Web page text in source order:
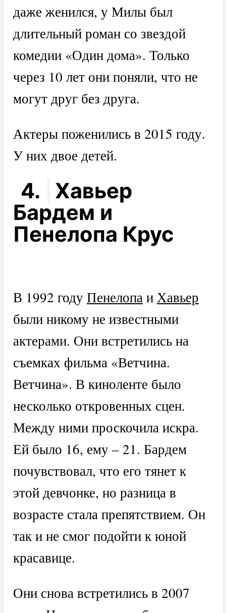
даже женился, у Милы был
длительный роман со звездой
комедии «Один дома». Только
через 10 лет они поняли, что не
могут друг без друга.
Актеры поженились в 2015 году.
У них двое детей.
4.
Хавьер
Бардем и
Пенелопа Крус
В 1992 годуПенелопаиХавьер
были никому не известными
актерами. Они встретились на
съемках фильма «Ветчина.
Ветчина». В киноленте было
несколько откровенных сцен.
Между ними проскочила искра.
Ей было 16, ему – 21. Бардем
почувствовал, что его тянет к
этой девчонке, но разница в
возрасте стала препятствием. Он
так и не смог подойти к юной
красавице.
Они снова встретились в 2007